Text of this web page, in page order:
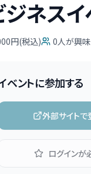
ネスイ
円(税込) 0人が興
ベントに参加する
外部サイトで
ログインが